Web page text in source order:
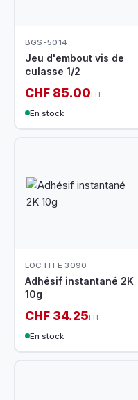
BGS-5014
Jeu d'embout vis de
culasse 1/2
CHF 85.00HT
En stock
LOCTITE 3090
Adhésif instantané 2K
10g
CHF 34.25HT
En stock